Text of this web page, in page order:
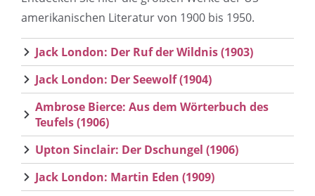
amerikanischen Literatur von 1900 bis 1950.
Jack London: Der Ruf der Wildnis (1903)
Jack London: Der Seewolf (1904)
Ambrose Bierce: Aus dem Wörterbuch des
Teufels (1906)
Upton Sinclair: Der Dschungel (1906)
Jack London: Martin Eden (1909)